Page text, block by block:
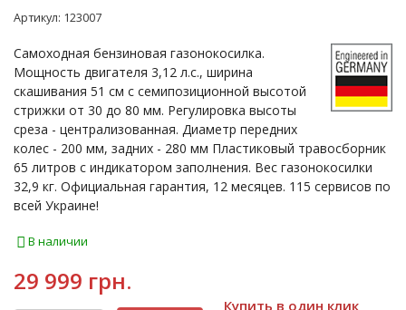
Артикул: 123007
Самоходная бензиновая газонокосилка.
Мощность двигателя 3,12 л.с., ширина
скашивания 51 см с семипозиционной высотой
стрижки от 30 до 80 мм. Регулировка высоты
среза - централизованная. Диаметр передних
колес - 200 мм, задних - 280 мм Пластиковый травосборник
65 литров с индикатором заполнения. Вес газонокосилки
32,9 кг. Официальная гарантия, 12 месяцев. 115 сервисов по
всей Украине!
В наличии
29 999 грн.
Купить в один клик